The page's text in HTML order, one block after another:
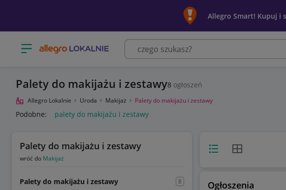
Allegro Smart! Kupuj i
Otwórz menu z kategoriami
Palety do makijażu i zestawy8 ogłoszeń
Allegro Lokalnie Uroda Makijaż Palety do makijażu i zestawy
Podobne: palety do makijażu i zestawy
Palety do makijażu i zestawy
wróć do Makijaż
Palety do makijażu i zestawy 8
Widok listyWidok siatki
Ogłoszenia